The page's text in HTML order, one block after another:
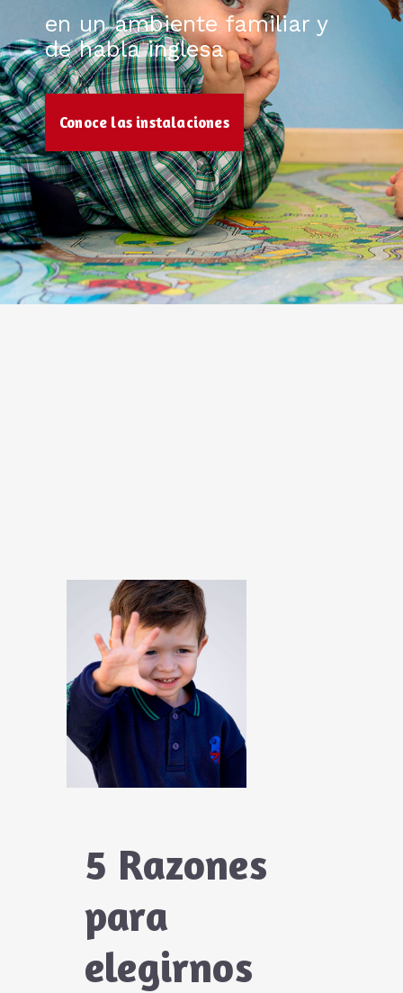
en un ambiente familiar y
de habla inglesa
Conoce las instalaciones
5 Razones
para
elegirnos